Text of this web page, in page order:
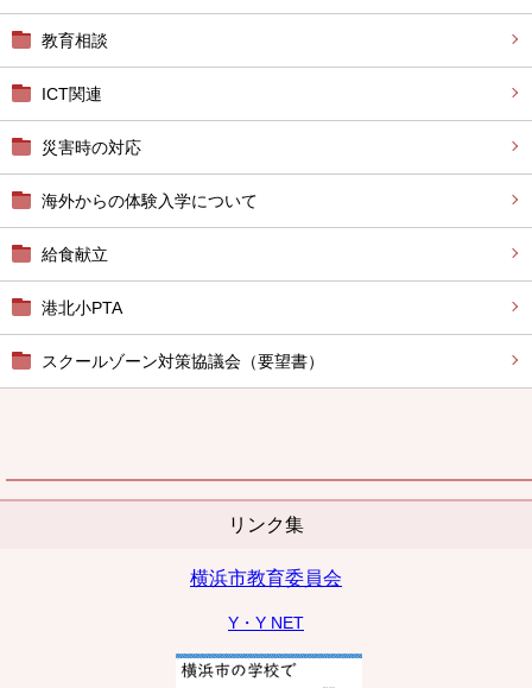
教育相談
ICT関連
災害時の対応
海外からの体験入学について
給食献立
港北小PTA
スクールゾーン対策協議会（要望書）
リンク集
横浜市教育委員会
Y・Y NET